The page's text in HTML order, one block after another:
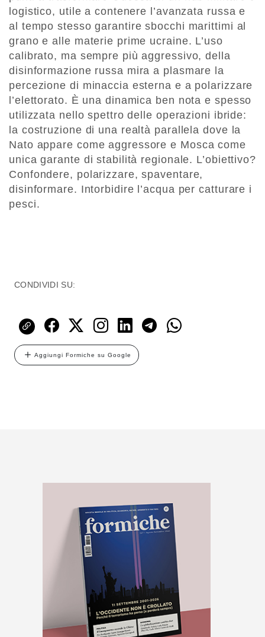
logistico, utile a contenere l’avanzata russa e
al tempo stesso garantire sbocchi marittimi al
grano e alle materie prime ucraine. L’uso
calibrato, ma sempre più aggressivo, della
disinformazione russa mira a plasmare la
percezione di minaccia esterna e a polarizzare
l’elettorato. È una dinamica ben nota e spesso
utilizzata nello spettro delle operazioni ibride:
la costruzione di una realtà parallela dove la
Nato appare come aggressore e Mosca come
unica garante di stabilità regionale. L’obiettivo?
Confondere, polarizzare, spaventare,
disinformare. Intorbidire l’acqua per catturare i
pesci.
CONDIVIDI SU:
Aggiungi Formiche su Google